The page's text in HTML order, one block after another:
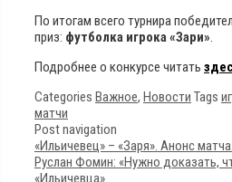
По итогам всего турнира
приз: футболка игрока «Зари».
Подробнее о конкурсе читать
Categories Важное, Новости Tags
матчи
Post navigation
«Ильичевец» – «Заря». Анонс
Руслан Фомин: «Нужно доказать,
«Ильичевца»